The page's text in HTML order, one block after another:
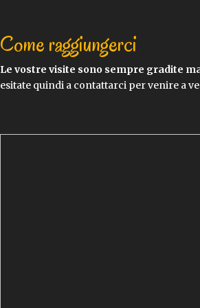
Come raggiungerci
Le vostre visite sono sempre gradite
esitate quindi a contattarci per venire a